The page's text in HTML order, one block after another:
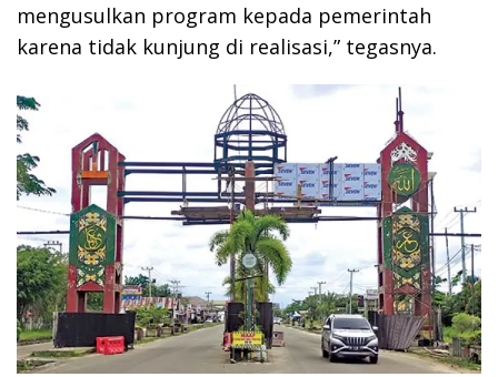
mengusulkan program kepada pemerintah
karena tidak kunjung di realisasi,” tegasnya.